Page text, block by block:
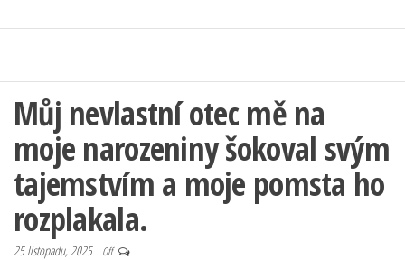
Můj nevlastní otec mě na
moje narozeniny šokoval svým
tajemstvím a moje pomsta ho
rozplakala.
25 listopadu, 2025 Off